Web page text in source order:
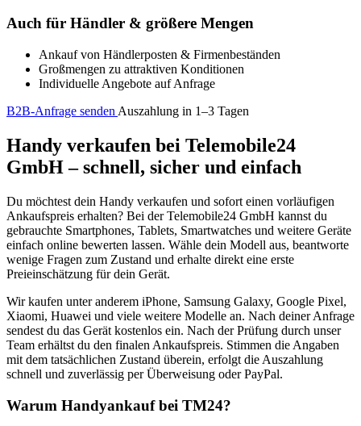
Auch für Händler & größere Mengen
Ankauf von Händlerposten & Firmenbeständen
Großmengen zu attraktiven Konditionen
Individuelle Angebote auf Anfrage
B2B-Anfrage senden Auszahlung in 1–3 Tagen
Handy verkaufen bei Telemobile24
GmbH – schnell, sicher und einfach
Du möchtest dein Handy verkaufen und sofort einen vorläufigen
Ankaufspreis erhalten? Bei der Telemobile24 GmbH kannst du
gebrauchte Smartphones, Tablets, Smartwatches und weitere Geräte
einfach online bewerten lassen. Wähle dein Modell aus, beantworte
wenige Fragen zum Zustand und erhalte direkt eine erste
Preieinschätzung für dein Gerät.
Wir kaufen unter anderem iPhone, Samsung Galaxy, Google Pixel,
Xiaomi, Huawei und viele weitere Modelle an. Nach deiner Anfrage
sendest du das Gerät kostenlos ein. Nach der Prüfung durch unser
Team erhältst du den finalen Ankaufspreis. Stimmen die Angaben
mit dem tatsächlichen Zustand überein, erfolgt die Auszahlung
schnell und zuverlässig per Überweisung oder PayPal.
Warum Handyankauf bei TM24?